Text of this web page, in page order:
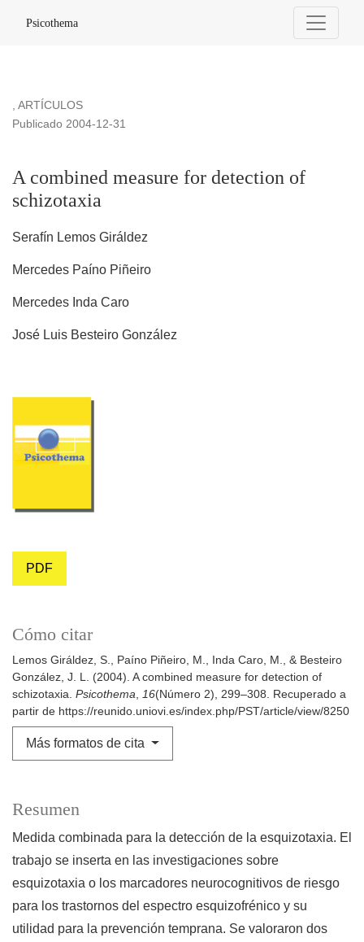
Psicothema
, ARTÍCULOS
A combined measure for detection of
schizotaxia
Publicado 2004-12-31
Serafín Lemos Giráldez
Mercedes Paíno Piñeiro
Mercedes Inda Caro
José Luis Besteiro González
PDF
Cómo citar
Lemos Giráldez, S., Paíno Piñeiro, M., Inda Caro, M., & Besteiro
González, J. L. (2004). A combined measure for detection of
schizotaxia. Psicothema, 16(Número 2), 299–308. Recuperado a
partir de https://reunido.uniovi.es/index.php/PST/article/view/8250
Más formatos de cita
Resumen
Medida combinada para la detección de la esquizotaxia. El
trabajo se inserta en las investigaciones sobre
esquizotaxia o los marcadores neurocognitivos de riesgo
para los trastornos del espectro esquizofrénico y su
utilidad para la prevención temprana. Se valoraron dos